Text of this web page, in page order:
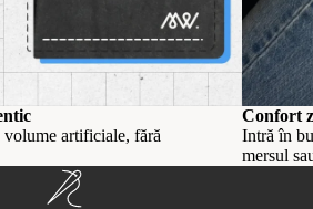
artificiale, fără
Confort
Intră în
mersul